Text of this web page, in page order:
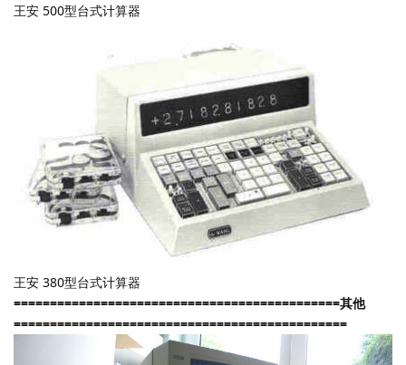
王安 500型台式计算器
王安 380型台式计算器
=============================================其他
==============================================